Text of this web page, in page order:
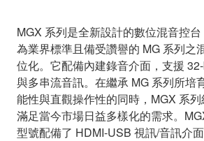
MGX 系列是全新設計的數位混音控
為業界標準且備受讚譽的 MG 系列之
位化。它配備內建錄音介面，支援
與多串流音訊。在繼承 MG 系列所培
能性與直觀操作性的同時，MGX 系
滿足當今市場日益多樣化的需求。
型號配備了 HDMI-USB 視訊/音訊介面